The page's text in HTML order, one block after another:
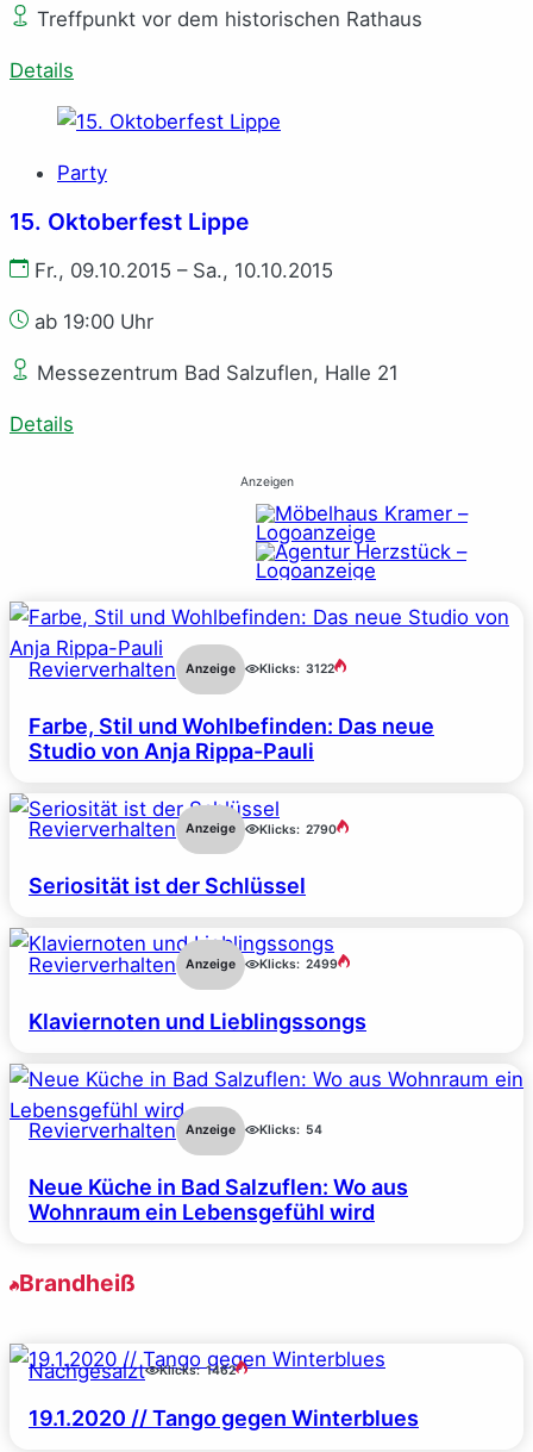
Treffpunkt vor dem historischen Rathaus
Details
Party
15. Oktoberfest Lippe
Fr., 09.10.2015 – Sa., 10.10.2015
ab 19:00 Uhr
Messezentrum Bad Salzuflen, Halle 21
Details
Anzeigen
Revierverhalten Anzeige Klicks: 3122
Farbe, Stil und Wohlbefinden: Das neue
Studio von Anja Rippa-Pauli
Revierverhalten Anzeige Klicks: 2790
Seriosität ist der Schlüssel
Revierverhalten Anzeige Klicks: 2499
Klaviernoten und Lieblingssongs
Revierverhalten Anzeige Klicks: 54
Neue Küche in Bad Salzuflen: Wo aus
Wohnraum ein Lebensgefühl wird
Brandheiß
Nachgesalzt Klicks: 1462
19.1.2020 // Tango gegen Winterblues